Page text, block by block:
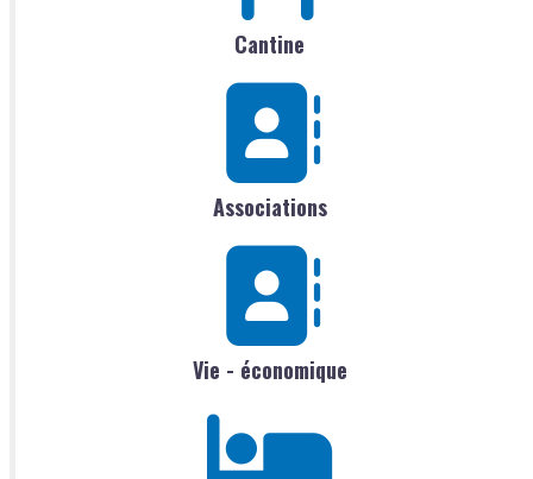
Cantine
Associations
Vie - économique